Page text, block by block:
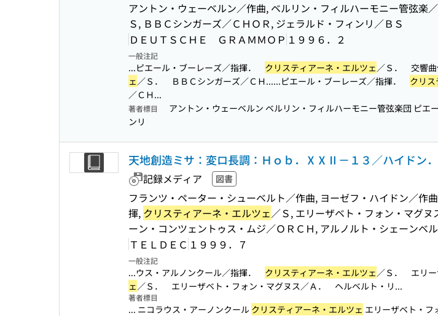
アントン・ウェーベルン／作曲, ベルリン・フィルハーモニー管弦楽
Ｓ, ＢＢＣシンガーズ／ＣＨＯＲ, ジェラルド・フィンリ／ＢＳ
ＤＥＵＴＳＣＨＥ ＧＲＡＭＭＯＰ １９９６．２
一般注記
...ピエール・ブーレーズ／指揮． クリスティアーネ・エルツェ／Ｓ． 交響曲
ェ／Ｓ． ＢＢＣシンガーズ／ＣＨ......ピエール・ブーレーズ／指揮． クリ
／ＣＨ...
著者標目 アントン・ウェーベルン ベルリン・フィルハーモニー管弦楽団 ピエ
ンリ
天地創造ミサ：変ロ長調：Ｈｏｂ．ⅩⅩⅡ－１３／ハイドン
記録メディア 図書
フランツ・ペーター・シューベルト／作曲, ヨーゼフ・ハイドン／
揮, クリスティアーネ・エルツェ／Ｓ, エリーザベト・フォン・マグ
ーン・コンツェントゥス・ムジ／ＯＲＣＨ, アルノルト・シェーンベ
ＴＥＬＤＥＣ １９９９．７
一般注記
...ウス・アルノンクール／指揮． クリスティアーネ・エルツェ／Ｓ． エリー
ェ／Ｓ． エリーザベト・フォン・マグヌス／Ａ． ヘルベルト・リ...
著者標目
... ニコラウス・アーノンクール クリスティアーネ・エルツェ エリーザベト・フ